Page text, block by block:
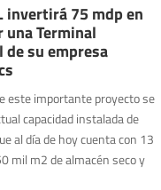
invertirá 75 mdp en
Terminal
su empresa
este importante proyecto se
capacidad instalada de
al día de hoy cuenta con 13
mil m2 de almacén seco y